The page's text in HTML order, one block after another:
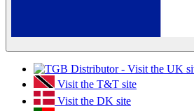
Visit the T&T site
Visit the DK site